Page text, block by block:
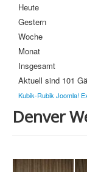
Heute
Gestern
Woche
Monat
Insgesamt
Aktuell sind 101
Kubik-Rubik Joomla!
Denver